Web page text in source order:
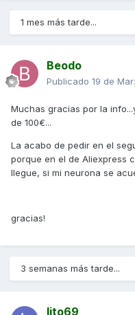
1 mes más tarde...
Beodo
Publicado 19 de
Muchas gracias por la
de 100€...
La acabo de pedir en el
porque en el de Aliexpress
llegue, si mi neurona se
gracias!
3 semanas más tarde...
lito69